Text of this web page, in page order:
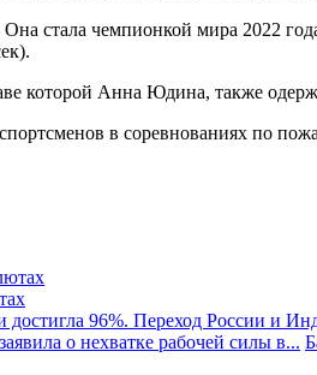
стала чемпионкой мира 2022
которой Анна Юдина, также
в соревнованиях по
96%. Переход России и
о нехватке рабочей силы в...